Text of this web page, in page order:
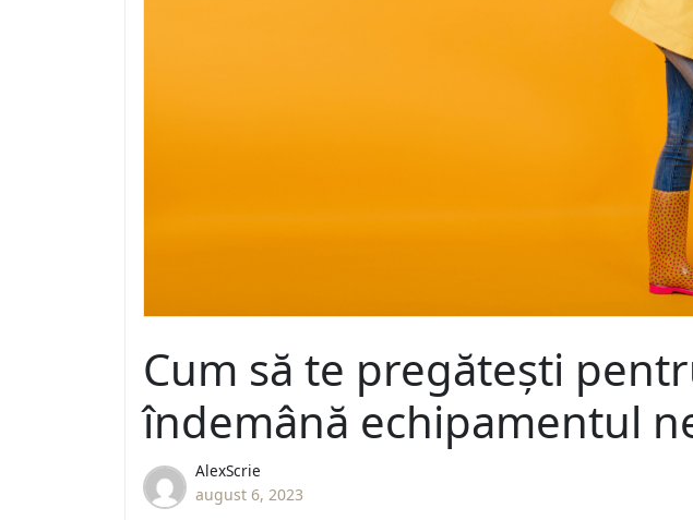
Cum să te pregătești
îndemână echipamentul
AlexScrie
august 6, 2023